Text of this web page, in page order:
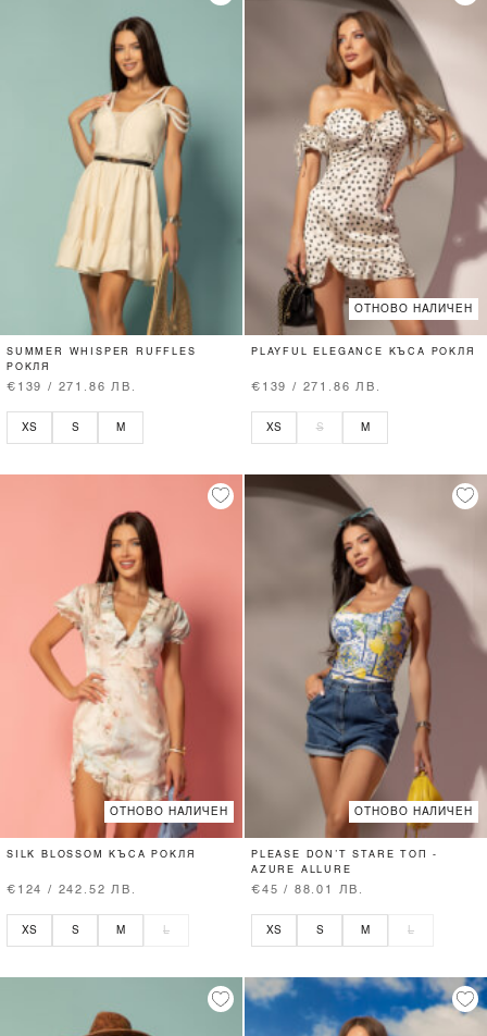
SUMMER WHISPER RUFFLES
РОКЛЯ
€139 / 271.86 ЛВ.
XS S M
ОТНОВО НАЛИЧЕН
PLAYFUL ELEGANCE КЪСА РОКЛЯ
€139 / 271.86 ЛВ.
XS S M
ОТНОВО НАЛИЧЕН
SILK BLOSSOM КЪСА РОКЛЯ
€124 / 242.52 ЛВ.
XS S M L
ОТНОВО НАЛИЧЕН
PLEASE DON’T STARE ТОП -
AZURE ALLURE
€45 / 88.01 ЛВ.
XS S M L